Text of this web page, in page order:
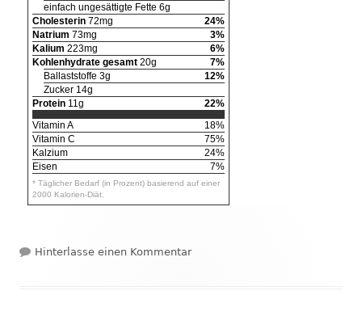
einfach ungesättigte Fette 6g
Cholesterin 72mg
24%
Natrium 73mg
3%
Kalium 223mg
6%
Kohlenhydrate gesamt 20g
7%
Ballaststoffe 3g
12%
Zucker 14g
Protein 11g
22%
Vitamin A
18%
Vitamin C
75%
Kalzium
24%
Eisen
7%
* Täglicher Bedarf (in Prozent) basierend auf einer
2000 Kalorien-Diät.
Hinterlasse einen Kommentarzu Erdbeermousse mit